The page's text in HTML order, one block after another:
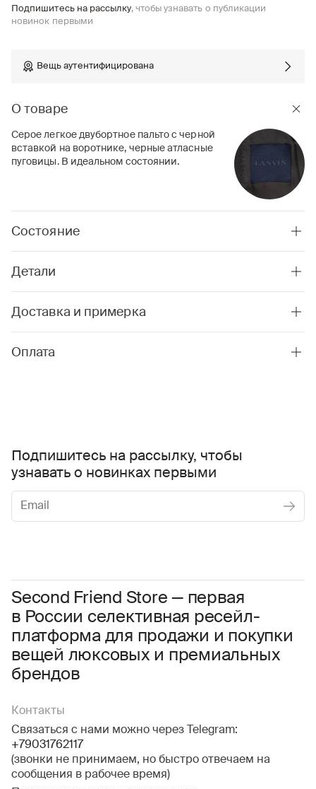
Подпишитесь на рассылку, чтобы узнавать о публикации
новинок первыми
Вещь аутентифицирована
О товаре
Серое легкое двубортное пальто с черной
вставкой на воротнике, черные атласные
пуговицы. В идеальном состоянии.
Состояние
Детали
Доставка и примерка
Оплата
Second Friend Store — первая
в России селективная ресейл-
платформа для продажи и покупки
вещей люксовых и премиальных
брендов
Контакты
Связаться с нами можно через Telegram:
+79031762117
(звонки не принимаем, но быстро отвечаем на
сообщения в рабочее время)
Подпишитесь на рассылку, чтобы
узнавать о новинках первыми
Соглашаюсь с условиями Пользовательского соглашения
Даю согласие на получение рекламной информации.